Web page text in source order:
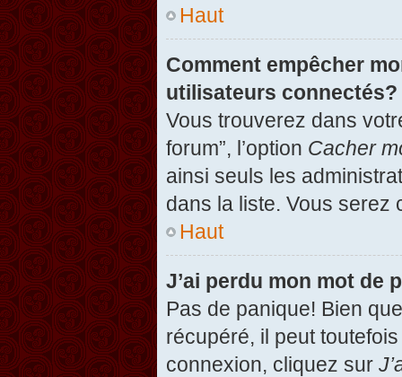
Haut
Comment empêcher
utilisateurs connectés?
Vous trouverez dans
forum”, l’option Cacher
ainsi seuls les
dans la liste. Vous serez
Haut
J’ai perdu mon mot de
Pas de panique! Bien
récupéré, il peut
connexion, cliquez sur